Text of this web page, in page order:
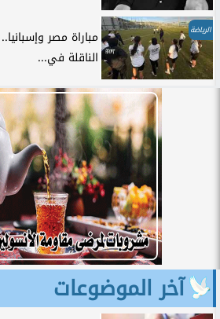
الرياضة
مباراة مصر
الناقلة في...
آخر الموضوعات